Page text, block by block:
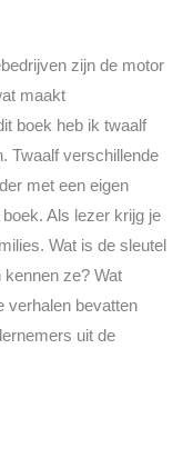
zijn de motor
maakt
boek heb ik twaalf
Twaalf verschillende
met een eigen
Als lezer krijg je
Wat is de sleutel
ze? Wat
verhalen bevatten
uit de